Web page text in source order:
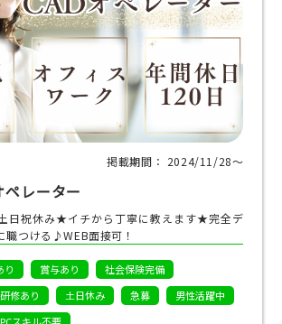
掲載期間： 2024/11/28〜
ペレーター
土日祝休み★イチから丁寧に教えます★完全デ
職つける♪WEB面接可！
り 賞与あり
社会保険完備
研修あり 土日休み 急募
男性活躍中